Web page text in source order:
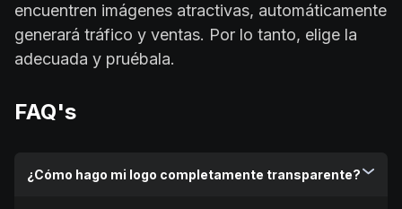
encuentren imágenes atractivas, automáticamente
generará tráfico y ventas. Por lo tanto, elige la
adecuada y pruébala.
FAQ's
¿Cómo hago mi logo completamente transparente?